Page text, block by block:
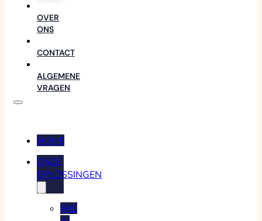
OVER
ONS
CONTACT
ALGEMENE
VRAGEN
HOME
ONZE
OPLOSSINGEN
IRIS